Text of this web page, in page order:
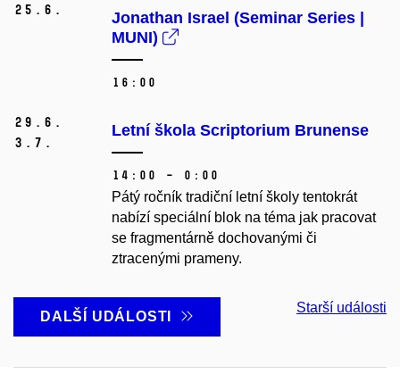
25. 6.
Jonathan Israel (Seminar Series |
MUNI)
16:00
29. 6.
3. 7.
Letní škola Scriptorium Brunense
14:00 – 0:00
Pátý ročník tradiční letní školy tentokrát
nabízí speciální blok na téma jak pracovat
se fragmentárně dochovanými či
ztracenými prameny.
DALŠÍ UDÁLOSTI
Starší události